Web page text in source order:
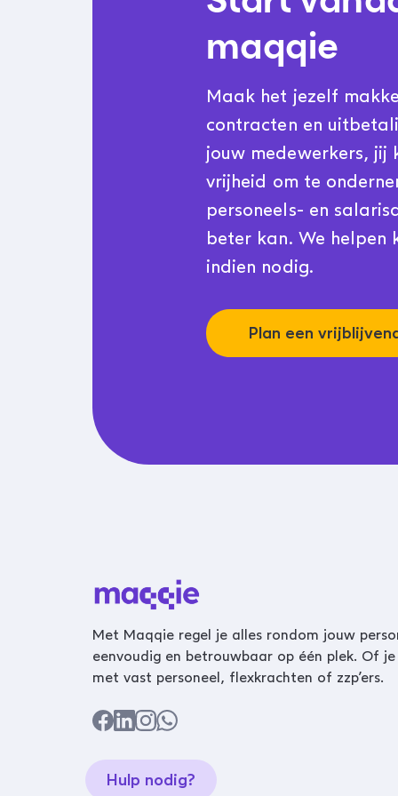
maqqie
Maak het jezelf
contracten en
jouw medewerkers, jij
vrijheid om te
personeels- en
beter kan. We helpen
indien nodig.
Plan een
Met Maqqie regel je alles rondom jouw
eenvoudig en betrouwbaar op één plek. Of
met vast personeel, flexkrachten of zzp’ers.
Hulp nodig?